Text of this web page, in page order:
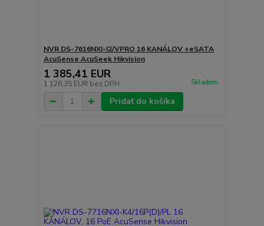
NVR DS-7616NXI-I2/VPRO 16 KANÁLOV +eSATA
AcuSense AcuSeek Hikvision
1 385,41 EUR
1 126,35 EUR bez DPH Skladom
Pridať do košíka